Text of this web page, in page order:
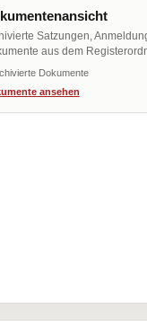
Satzungen,
aus dem
Dokumente
ansehen